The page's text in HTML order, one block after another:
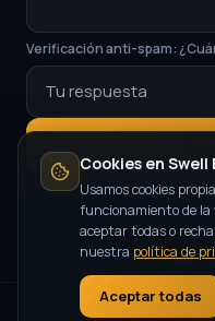
Verificación anti-spam:
Cookies en Swell
Usamos cookies
funcionamiento de
aceptar todas o
nuestra política de
Aceptar todas